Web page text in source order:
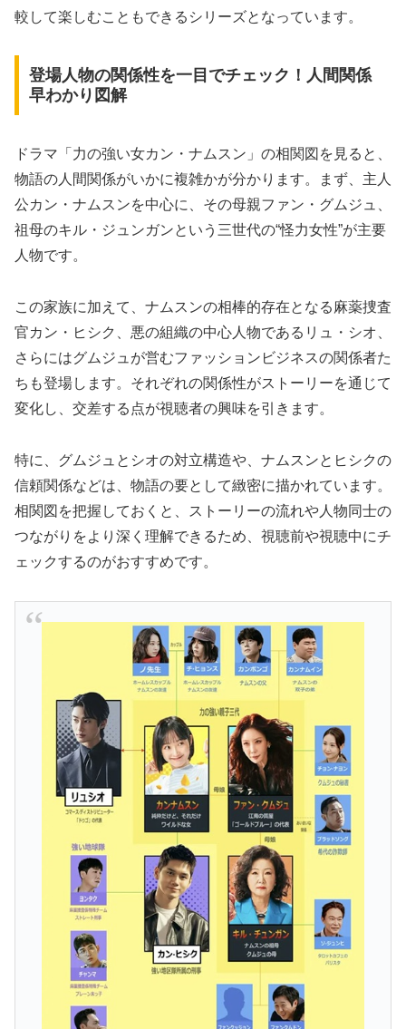
較して楽しむこともできるシリーズとなっています。
登場人物の関係性を一目でチェック！人間関係
早わかり図解
ドラマ「力の強い女カン・ナムスン」の相関図を見ると、
物語の人間関係がいかに複雑かが分かります。まず、主人
公カン・ナムスンを中心に、その母親ファン・グムジュ、
祖母のキル・ジュンガンという三世代の“怪力女性”が主要
人物です。
この家族に加えて、ナムスンの相棒的存在となる麻薬捜査
官カン・ヒシク、悪の組織の中心人物であるリュ・シオ、
さらにはグムジュが営むファッションビジネスの関係者た
ちも登場します。それぞれの関係性がストーリーを通じて
変化し、交差する点が視聴者の興味を引きます。
特に、グムジュとシオの対立構造や、ナムスンとヒシクの
信頼関係などは、物語の要として緻密に描かれています。
相関図を把握しておくと、ストーリーの流れや人物同士の
つながりをより深く理解できるため、視聴前や視聴中にチ
ェックするのがおすすめです。